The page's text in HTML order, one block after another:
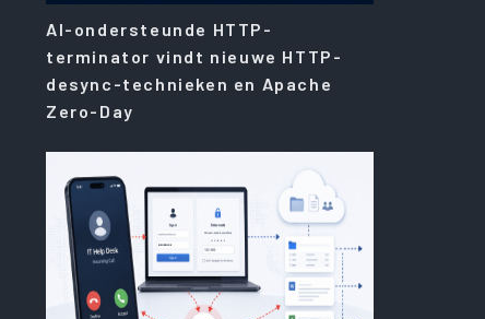
AI-ondersteunde HTTP-
terminator vindt nieuwe HTTP-
desync-technieken en Apache
Zero-Day